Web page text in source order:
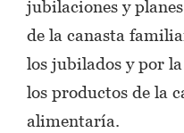
jubilaciones y
de la canasta
los jubilados y por
los productos de la
alimentaría.